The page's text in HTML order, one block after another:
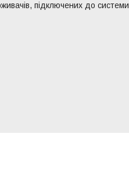
підключених до системи